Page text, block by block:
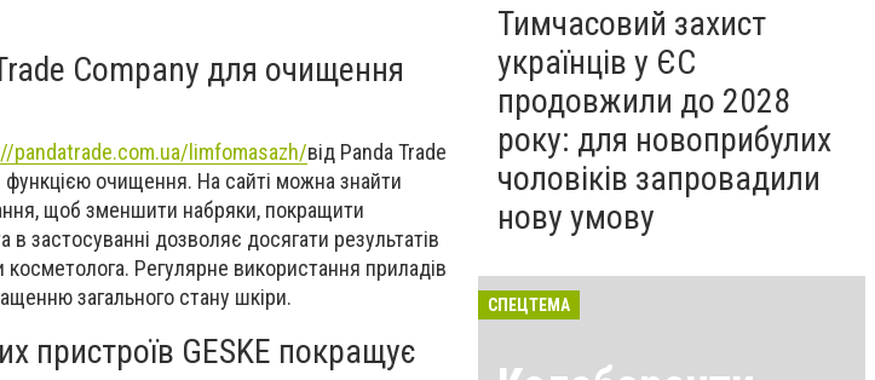
Company для очищення
pandatrade.com.ua/limfomasazh/від Panda Trade
функцією очищення. На сайті можна знайти
щоб зменшити набряки, покращити
застосуванні дозволяє досягати результатів
косметолога. Регулярне використання приладів
загального стану шкіри.
пристроїв GESKE покращує
Тимчасовий захист
українців у ЄС
продовжили до 2028
року: для новоприбулих
чоловіків запровадили
нову умову
СПЕЦТЕМА